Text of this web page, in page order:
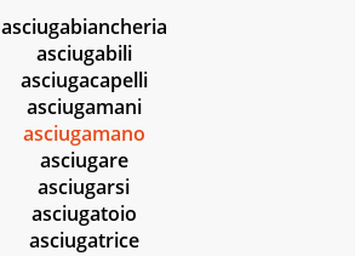
asciugabiancheria
asciugabili
asciugacapelli
asciugamani
asciugamano
asciugare
asciugarsi
asciugatoio
asciugatrice